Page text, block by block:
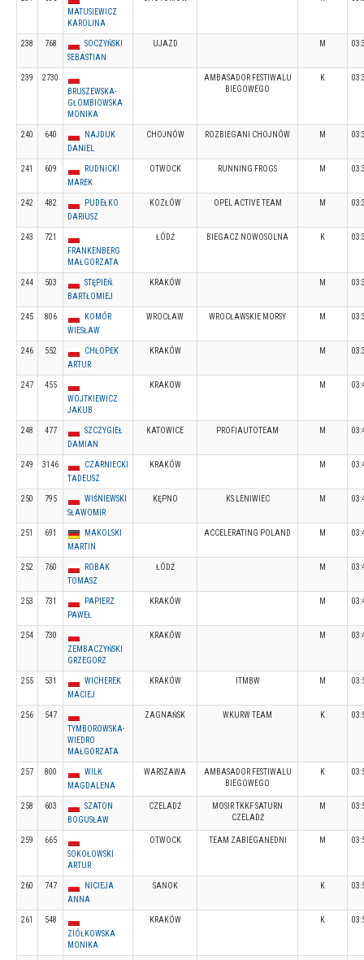
MATUSIEWICZ
KAROLINA
238 768
SOCZYŃSKI
SEBASTIAN
UJAZD M
239
2730
BRUSZEWSKA-
GŁOMBIOWSKA
MONIKA
AMBASADOR FESTIWALU
BIEGOWEGO
K
240 640
NAJDUK
DANIEL
CHOJNÓW ROZBIEGANI CHOJNÓW M
241 609
RUDNICKI
MAREK
OTWOCK RUNNING FROGS M
242 482
PUDEŁKO
DARIUSZ
KOZŁÓW OPEL ACTIVE TEAM M
243
721
FRANKENBERG
MAŁGORZATA
ŁÓDŹ BIEGACZ NOWOSOLNA K
244 503
STĘPIEŃ.
BARTŁOMIEJ
KRAKÓW M
245 806
KOMÓR
WIESŁAW
WROCŁAW WROCŁAWSKIE MORSY M
246 552
CHŁOPEK
ARTUR
KRAKÓW M
247
455
WOJTKIEWICZ
JAKUB
KRAKOW M
248 477
SZCZYGIEŁ
DAMIAN
KATOWICE PROFIAUTOTEAM M
249 3146
CZARNIECKI
TADEUSZ
KRAKÓW M
250 795
WIŚNIEWSKI
SŁAWOMIR
KĘPNO KS LENIWIEC M
251 691
MAKOLSKI
MARTIN
ACCELERATING POLAND M
252 760
ROBAK
TOMASZ
ŁÓDŹ M
253 731
PAPIERZ
PAWEŁ
KRAKÓW M
254
730
ZEMBACZYŃSKI
GRZEGORZ
KRAKÓW M
255 531
WICHEREK
MACIEJ
KRAKÓW ITMBW M
256
547
TYMBOROWSKA-
WIEDRO
MAŁGORZATA
ZAGNAŃSK WKURW TEAM K
257 800
WILK
MAGDALENA
WARSZAWA
AMBASADOR FESTIWALU
BIEGOWEGO
K
258 603
SZATON
BOGUSŁAW
CZELADŹ
MOSIR TKKF SATURN
CZELADŹ
M
259
665
SOKOŁOWSKI
ARTUR
OTWOCK TEAM ZABIEGANEDNI M
260 747
NICIEJA
ANNA
SANOK K
261
548
ZIÓŁKOWSKA
MONIKA
KRAKÓW K